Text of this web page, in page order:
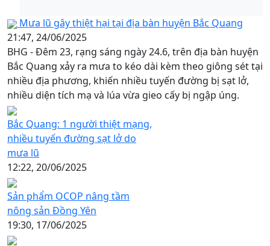
Mưa lũ gây thiệt hại tại địa bàn huyện Bắc Quang
21:47, 24/06/2025
BHG - Đêm 23, rạng sáng ngày 24.6, trên địa bàn huyện
Bắc Quang xảy ra mưa to kéo dài kèm theo giông sét tại
nhiều địa phương, khiến nhiều tuyến đường bị sạt lở,
nhiều diện tích mạ và lúa vừa gieo cấy bị ngập úng.
Bắc Quang: 1 người thiệt mạng,
nhiều tuyến đường sạt lở do
mưa lũ
12:22, 20/06/2025
Sản phẩm OCOP nâng tầm
nông sản Đồng Yên
19:30, 17/06/2025